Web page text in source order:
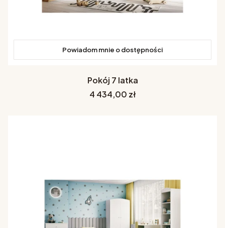
Powiadom mnie o dostępności
Pokój 7 latka
Cena
4 434,00 zł